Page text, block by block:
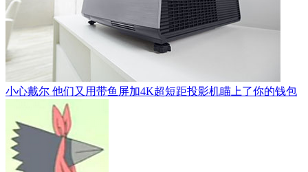
小心戴尔 他们又用带鱼屏加4K超短距投影机瞄上了你的钱包